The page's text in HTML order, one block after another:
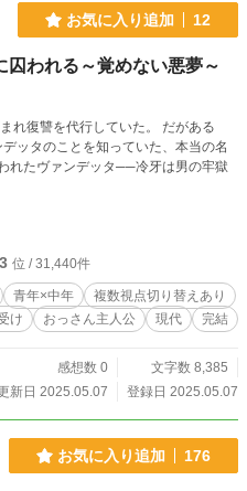
お気に入り追加 12
われる～覚めない悪夢～
れ復讐を代行していた。 だがある
ッタのことを知っていた、本当の名
れたヴァンデッタ──冷牙は男の牢獄
位 / 31,440件
青年×中年
複数視点切り替えあり
け おっさん主人公 現代 完結
感想数 0
文字数 8,385
新日 2025.05.07
登録日 2025.05.07
お気に入り追加 176